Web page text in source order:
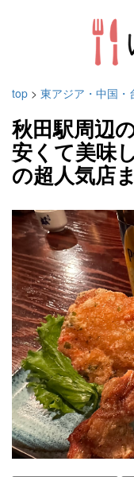
top > 東アジア・中国・
秋田駅周辺
安くて美味
の超人気店